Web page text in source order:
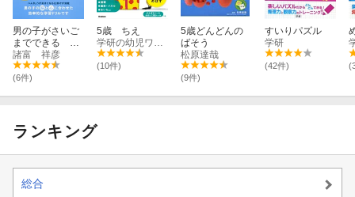
男の子がさいご
までできる ひ
らがな
諸富 祥彦
(6件)
5歳 ちえ
(10件)
5歳どんどんの
ばそう
松原達哉
(9件)
すいりパズル
学研
(42件)
ランキング
総合